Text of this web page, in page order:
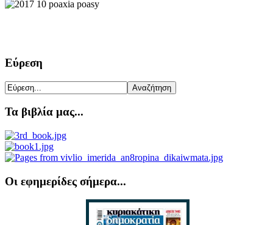
Εύρεση
Τα βιβλία μας...
Οι εφημερίδες σήμερα...